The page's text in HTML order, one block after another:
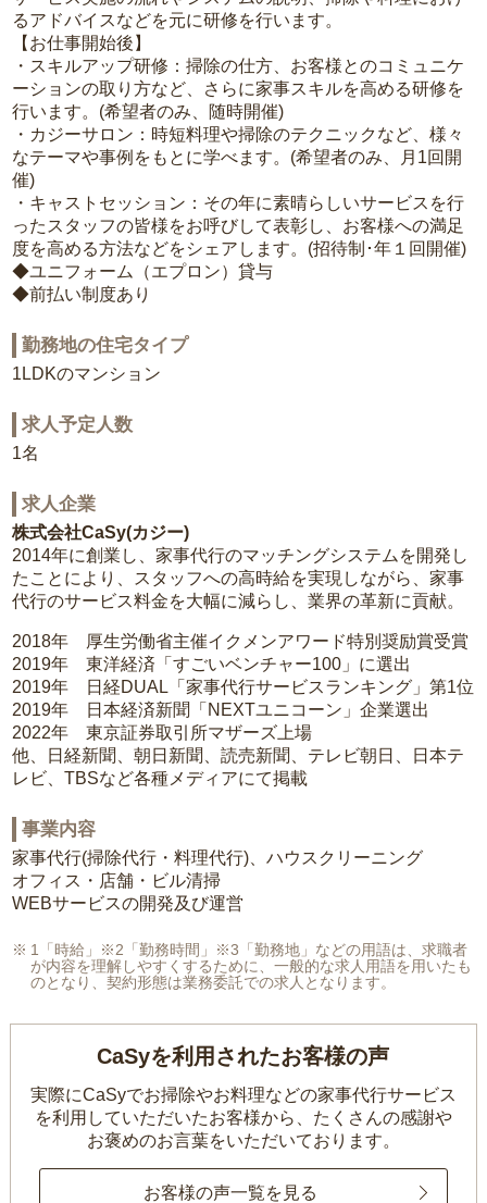
るアドバイスなどを元に研修を行います。
【お仕事開始後】
・スキルアップ研修：掃除の仕方、お客様とのコミュニケ
ーションの取り方など、さらに家事スキルを高める研修を
行います。(希望者のみ、随時開催)
・カジーサロン：時短料理や掃除のテクニックなど、様々
なテーマや事例をもとに学べます。(希望者のみ、月1回開
催)
・キャストセッション：その年に素晴らしいサービスを行
ったスタッフの皆様をお呼びして表彰し、お客様への満足
度を高める方法などをシェアします。(招待制･年１回開催)
◆ユニフォーム（エプロン）貸与
◆前払い制度あり
勤務地の住宅タイプ
1LDKのマンション
求人予定人数
1名
求人企業
株式会社CaSy(カジー)
2014年に創業し、家事代行のマッチングシステムを開発し
たことにより、スタッフへの高時給を実現しながら、家事
代行のサービス料金を大幅に減らし、業界の革新に貢献。
2018年 厚生労働省主催イクメンアワード特別奨励賞受賞
2019年 東洋経済「すごいベンチャー100」に選出
2019年 日経DUAL「家事代行サービスランキング」第1位
2019年 日本経済新聞「NEXTユニコーン」企業選出
2022年 東京証券取引所マザーズ上場
他、日経新聞、朝日新聞、読売新聞、テレビ朝日、日本テ
レビ、TBSなど各種メディアにて掲載
事業内容
家事代行(掃除代行・料理代行)、ハウスクリーニング
オフィス・店舗・ビル清掃
WEBサービスの開発及び運営
1「時給」※2「勤務時間」※3「勤務地」などの用語は、求職者
が内容を理解しやすくするために、一般的な求人用語を用いたも
のとなり、契約形態は業務委託での求人となります。
CaSyを利用されたお客様の声
実際にCaSyでお掃除やお料理などの家事代行サービス
を利用していただいたお客様から、 たくさんの感謝や
お褒めのお言葉をいただいております。
お客様の声一覧を見る